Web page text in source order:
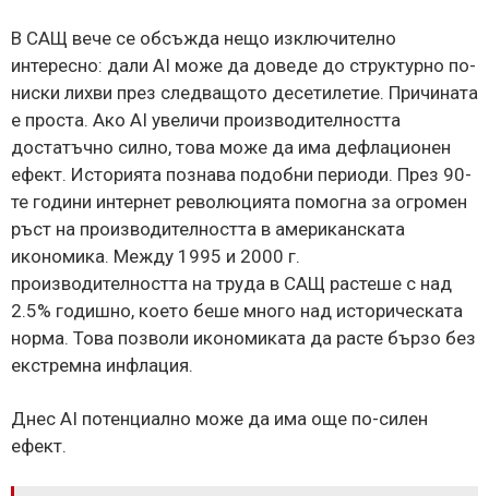
В САЩ вече се обсъжда нещо изключително
интересно: дали AI може да доведе до структурно по-
ниски лихви през следващото десетилетие. Причината
е проста. Ако AI увеличи производителността
достатъчно силно, това може да има дефлационен
ефект. Историята познава подобни периоди. През 90-
те години интернет революцията помогна за огромен
ръст на производителността в американската
икономика. Между 1995 и 2000 г.
производителността на труда в САЩ растеше с над
2.5% годишно, което беше много над историческата
норма. Това позволи икономиката да расте бързо без
екстремна инфлация.
Днес AI потенциално може да има още по-силен
ефект.